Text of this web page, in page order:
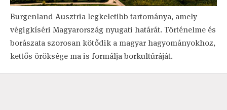
Burgenland Ausztria legkeletibb tartománya, amely
végigkíséri Magyarország nyugati határát. Történelme és
borászata szorosan kötődik a magyar hagyományokhoz,
kettős öröksége ma is formálja borkultúráját.